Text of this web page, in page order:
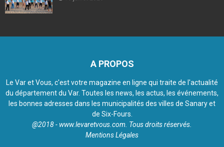
A PROPOS
Le Var et Vous, c'est votre magazine en ligne qui traite de l'actualité
du département du Var. Toutes les news, les actus, les événements,
les bonnes adresses dans les municipalités des villes de Sanary et
de Six-Fours.
@2018 - www.levaretvous.com. Tous droits réservés.
Mentions Légales